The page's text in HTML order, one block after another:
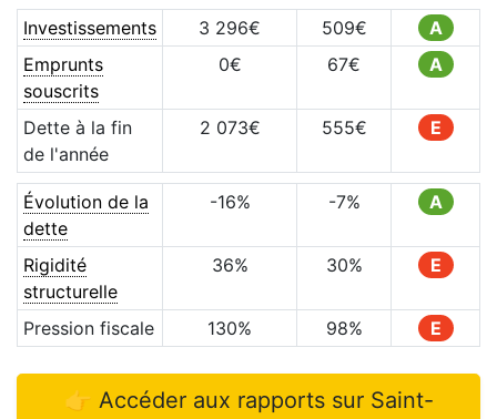
Investissements 3 296€ 509€
A
Emprunts
souscrits
0€ 67€ A
Dette à la fin
de l'année
2 073€ 555€ E
Évolution de la
dette
-16% -7% A
Rigidité
structurelle
36% 30% E
Pression fiscale 130% 98% E
👉 Accéder aux rapports sur Saint-